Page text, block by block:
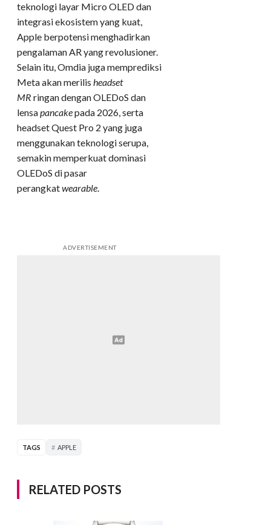
teknologi layar Micro OLED dan
integrasi ekosistem yang kuat,
Apple berpotensi menghadirkan
pengalaman AR yang revolusioner.
Selain itu, Omdia juga memprediksi
Meta akan merilis headset
MR ringan dengan OLEDoS dan
lensapancakepada 2026, serta
headset Quest Pro 2 yang juga
menggunakan teknologi serupa,
semakin memperkuat dominasi
OLEDoS di pasar
perangkatwearable.
ADVERTISEMENT
TAGS APPLE
RELATED POSTS